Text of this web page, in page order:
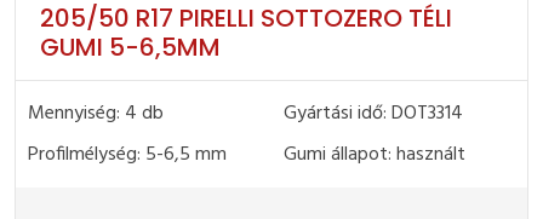
205/50 R17 PIRELLI SOTTOZERO TÉLI
GUMI 5-6,5MM
Mennyiség: 4 db
Gyártási idő: DOT3314
Profilmélység: 5-6,5 mm
Gumi állapot: használt